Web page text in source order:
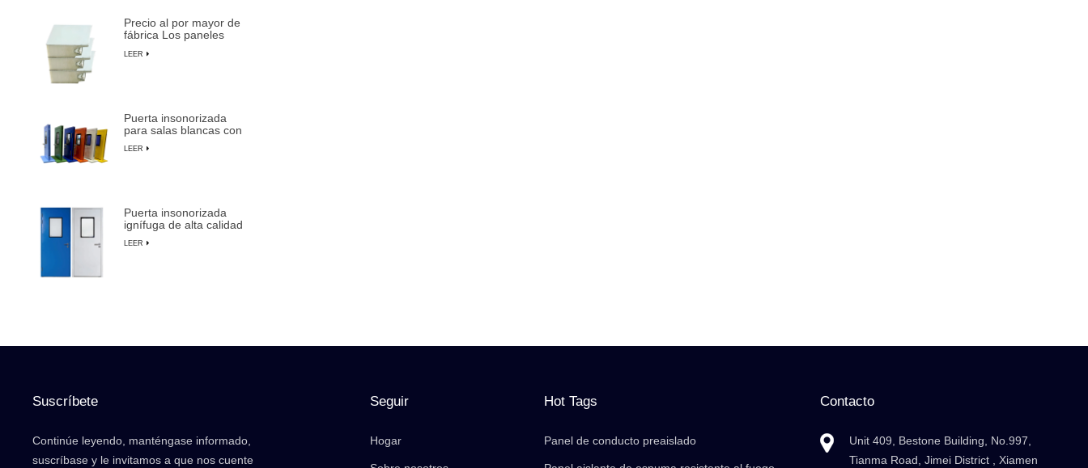
Precio al por mayor de
fábrica Los paneles
más duraderos de
LEER
Puerta insonorizada
para salas blancas con
fabricación de
LEER
Puerta insonorizada
ignífuga de alta calidad
anulación manual
LEER
Suscríbete
Continúe leyendo, manténgase informado,
suscríbase y le invitamos a que nos cuente
Seguir
Hogar
Hot Tags
Panel de conducto preaislado
Contacto
Unit 409, Bestone Building, No.997,
Tianma Road, Jimei District , Xiamen